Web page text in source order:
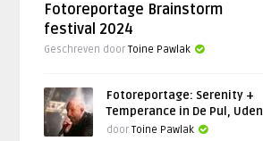
Fotoreportage Brainstorm
festival 2024
Geschreven doorToine Pawlak
Fotoreportage: Serenity +
Temperance in De Pul, Uden
doorToine Pawlak